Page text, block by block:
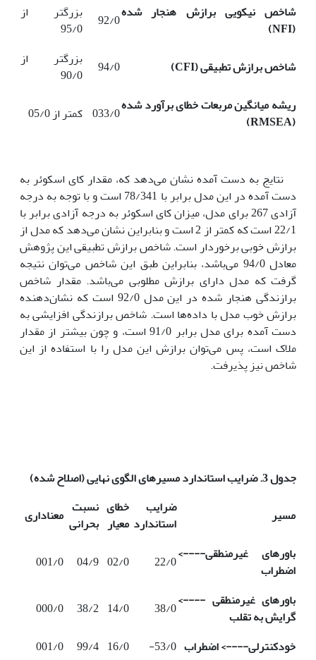
شاخص نیکویی برازش هنجار شده
(
NFI
)
92/0
بزرگتر از
95/0
شاخص برازش تطبیقی (CFI
)
94/0
بزرگتر از
90/0
ریشه میانگین مربعات خطای برآورد شده
(
RMSEA
)
033/0 کمتر از 05/0
نتایج به دست آمده نشان می‌دهد که، مقدار کای اسکوئر به
دست آمده در این مدل برابر با 78/341 است و با توجه به درجه
آزادی 267 برای مدل، میزان کای اسکوئر به درجه آزادی برابر با
22/1 است که کمتر از 2 است و بنابراین نشان می‌دهد که مدل از
برازش خوبی برخوردار است. شاخص برازش تطبیقی این پژوهش
معادل 94/0 می‌باشد، بنابراین طبق این شاخص می‌توان نتیجه
گرفت که مدل دارای برازش مطلوبی می‌باشد. مقدار شاخص
برازندگی هنجار شده در این مدل 92/0 است که نشان‌دهنده
برازش خوب مدل با داده‌ها است. شاخص برازندگی افزایشی به
دست آمده برای مدل برابر 91/0 است، و چون بیشتر از مقدار
ملاک است، پس می‌توان برازش این مدل را با استفاده از این
شاخص نیز پذیرفت.
جدول 3. ضرایب استاندارد مسیرهای الگوی نهایی (اصلاح شده)
مسیر
ضرایب
استاندارد
خطای
معیار
نسبت
بحرانی معناداری
باورهای غیرمنطقی---->
اضطراب
22/0
02/0
04/9
001/0
باورهای غیرمنطقی ---->
گرایش به تقلب
38/0
14/0
38/2
000/0
خودکنترلی----> اضطراب 53/0-
16/0
99/4
001/0